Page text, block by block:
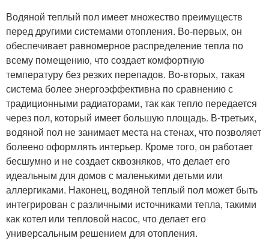
Водяной теплый пол имеет множество преимуществ
перед другими системами отопления. Во-первых, он
обеспечивает равномерное распределение тепла по
всему помещению, что создает комфортную
температуру без резких перепадов. Во-вторых, такая
система более энергоэффективна по сравнению с
традиционными радиаторами, так как тепло передается
через пол, который имеет большую площадь. В-третьих,
водяной пол не занимает места на стенах, что позволяет
болеено оформлять интерьер. Кроме того, он работает
бесшумно и не создает сквозняков, что делает его
идеальным для домов с маленькими детьми или
аллергиками. Наконец, водяной теплый пол может быть
интегрирован с различными источниками тепла, такими
как котел или тепловой насос, что делает его
универсальным решением для отопления.